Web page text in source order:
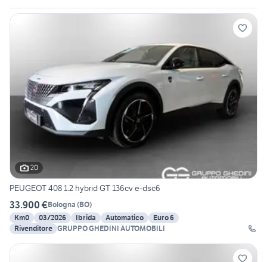
20
PEUGEOT 408 1.2 hybrid GT 136cv e-dsc6
33.900 €Bologna (BO)
Km0
03/2026 Ibrida Automatico
Euro 6
Rivenditore GRUPPO GHEDINI AUTOMOBILI